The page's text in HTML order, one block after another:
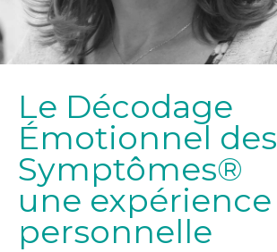
Le Décodage
Émotionnel des
Symptômes®
une expérience
personnelle